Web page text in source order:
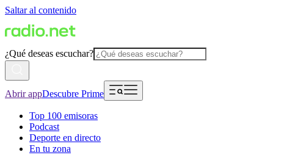
Saltar al contenido
¿Qué deseas escuchar?
Abrir appDescubre Prime
Top 100 emisoras
Podcast
Deporte en directo
En tu zona